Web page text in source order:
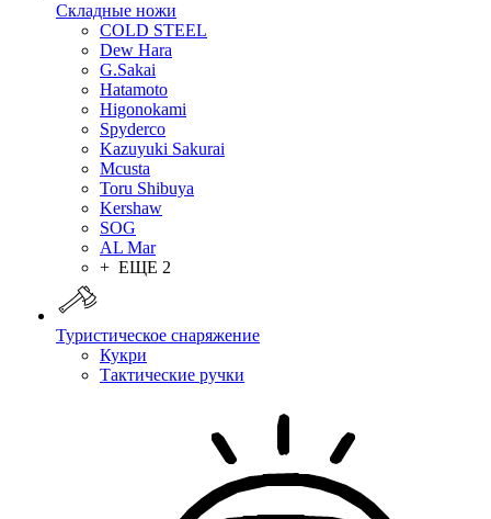
Складные ножи
COLD STEEL
Dew Hara
G.Sakai
Hatamoto
Higonokami
Spyderco
Kazuyuki Sakurai
Mcusta
Toru Shibuya
Kershaw
SOG
AL Mar
+ ЕЩЕ 2
Туристическое снаряжение
Кукри
Тактические ручки